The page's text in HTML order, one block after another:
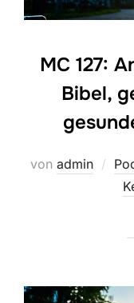
MC 127:
Bibel,
von admin